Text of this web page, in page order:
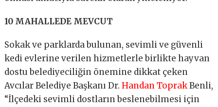
10 MAHALLEDE MEVCUT
Sokak ve parklarda bulunan, sevimli ve güvenli
kedi evlerine verilen hizmetlerle birlikte hayvan
dostu belediyeciliğin önemine dikkat çeken
Avcılar Belediye Başkanı Dr.Handan ToprakBenli,
“İlçedeki sevimli dostların beslenebilmesi için